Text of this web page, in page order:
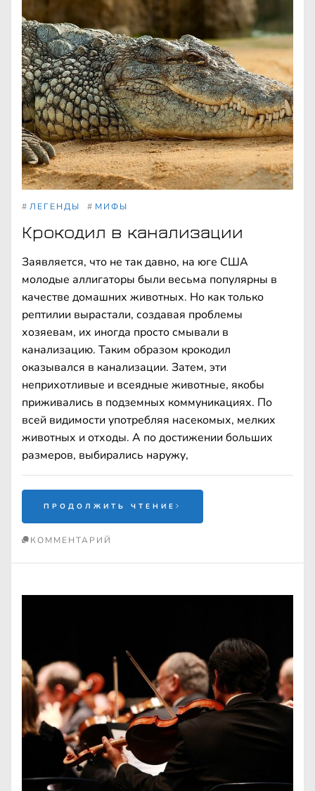
# ЛЕГЕНДЫ # МИФЫ
Крокодил в канализации
Заявляется, что не так давно, на юге США
молодые аллигаторы были весьма популярны в
качестве домашних животных. Но как только
рептилии вырастали, создавая проблемы
хозяевам, их иногда просто смывали в
канализацию. Таким образом крокодил
оказывался в канализации. Затем, эти
неприхотливые и всеядные животные, якобы
приживались в подземных коммуникациях. По
всей видимости употребляя насекомых, мелких
животных и отходы. А по достижении больших
размеров, выбирались наружу,
ПРОДОЛЖИТЬ ЧТЕНИЕ
КОММЕНТАРИЙ